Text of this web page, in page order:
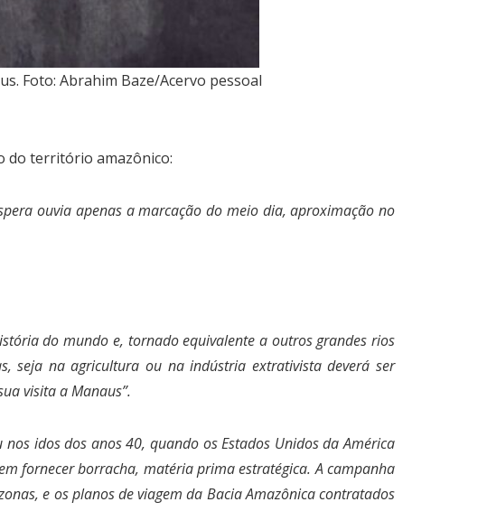
Foto: Abrahim Baze/Acervo pessoal
do território amazônico:
ouvia apenas a marcação do meio dia, aproximação no
do mundo e, tornado equivalente a outros grandes rios
seja na agricultura ou na indústria extrativista deverá ser
visita a Manaus”.
idos dos anos 40, quando os Estados Unidos da América
fornecer borracha, matéria prima estratégica. A campanha
e os planos de viagem da Bacia Amazônica contratados